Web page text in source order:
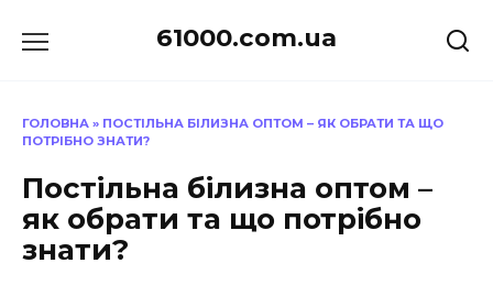
до
61000.com.ua
ГОЛОВНА » ПОСТІЛЬНА БІЛИЗНА ОПТОМ – ЯК ОБРАТИ ТА ЩО
ПОТРІБНО ЗНАТИ?
Постільна білизна оптом –
як обрати та що потрібно
знати?